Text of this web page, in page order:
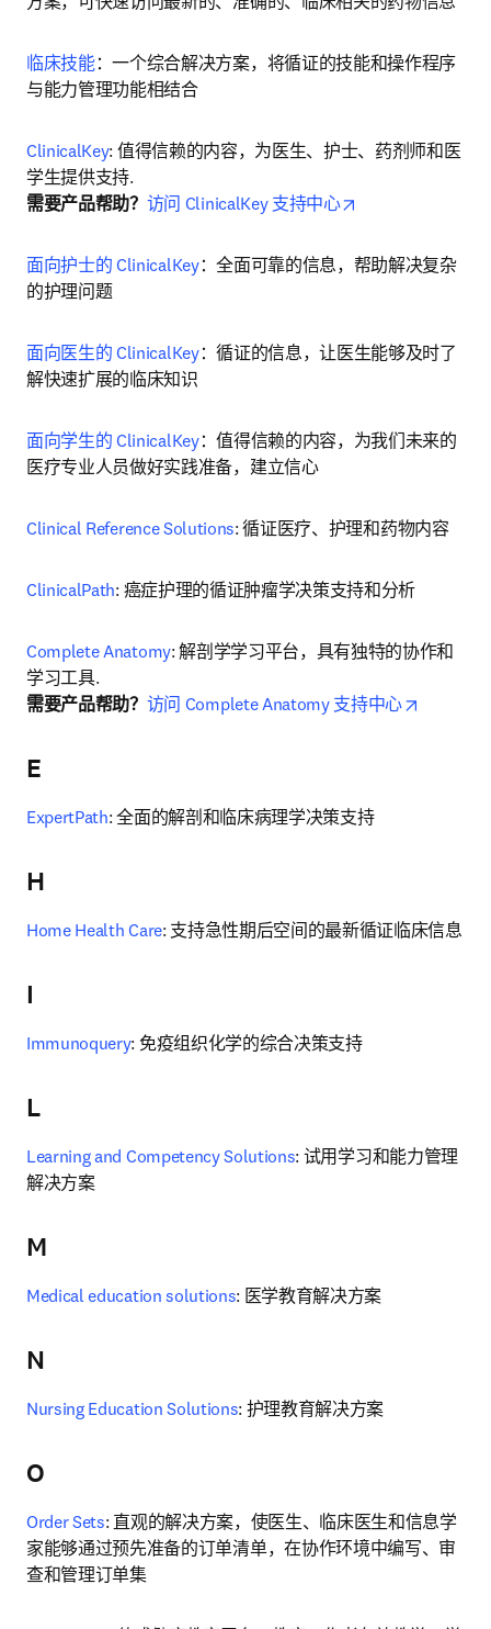
临床技能：一个综合解决方案，将循证的技能和操作程序
与能力管理功能相结合
ClinicalKey: 值得信赖的内容，为医生、护士、药剂师和医
需要产品帮助？ 访问 ClinicalKey 支持中心
面向护士的 ClinicalKey：全面可靠的信息，帮助解决复杂
的护理问题
面向医生的 ClinicalKey：循证的信息，让医生能够及时了
解快速扩展的临床知识
面向学生的 ClinicalKey：值得信赖的内容，为我们未来的
医疗专业人员做好实践准备，建立信心
Clinical Reference Solutions: 循证医疗、护理和药物内容
ClinicalPath: 癌症护理的循证肿瘤学决策支持和分析
Complete Anatomy: 解剖学学习平台，具有独特的协作和
需要产品帮助？ 访问 Complete Anatomy 支持中心
E
ExpertPath: 全面的解剖和临床病理学决策支持
H
Home Health Care: 支持急性期后空间的最新循证临床信息
I
Immunoquery: 免疫组织化学的综合决策支持
L
Learning and Competency Solutions: 试用学习和能力管理
解决方案
M
Medical education solutions: 医学教育解决方案
N
Nursing Education Solutions: 护理教育解决方案
O
Order Sets: 直观的解决方案，使医生、临床医生和信息学
家能够通过预先准备的订单清单，在协作环境中编写、审
查和管理订单集